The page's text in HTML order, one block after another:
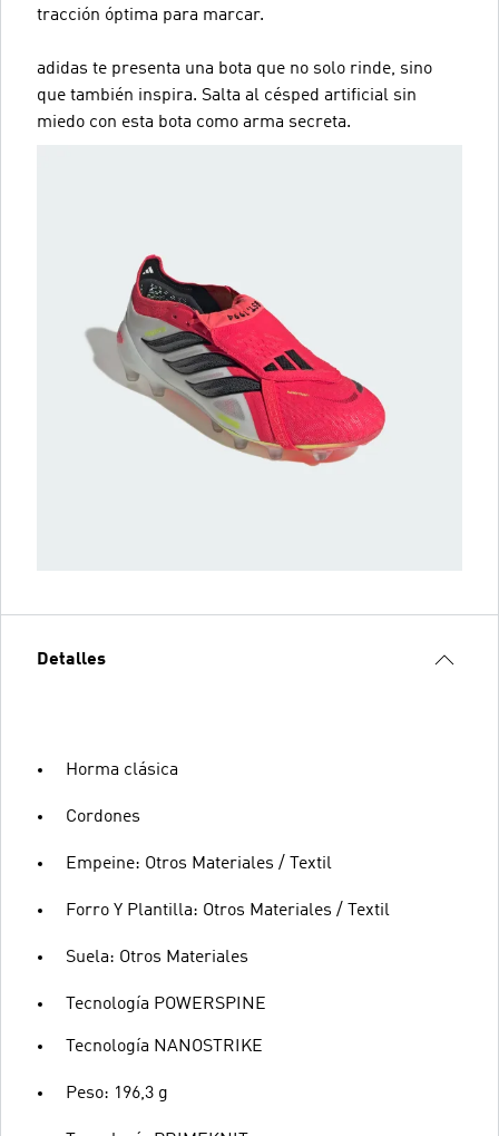
tracción óptima para marcar.
adidas te presenta una bota que no solo rinde, sino
que también inspira. Salta al césped artificial sin
miedo con esta bota como arma secreta.
Detalles
Horma clásica
Cordones
Empeine: Otros Materiales / Textil
Forro Y Plantilla: Otros Materiales / Textil
Suela: Otros Materiales
Tecnología POWERSPINE
Tecnología NANOSTRIKE
Peso: 196,3 g